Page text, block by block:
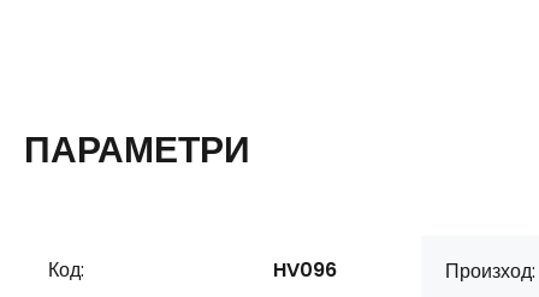
ПАРАМЕТРИ
Код: HV096 Произход: